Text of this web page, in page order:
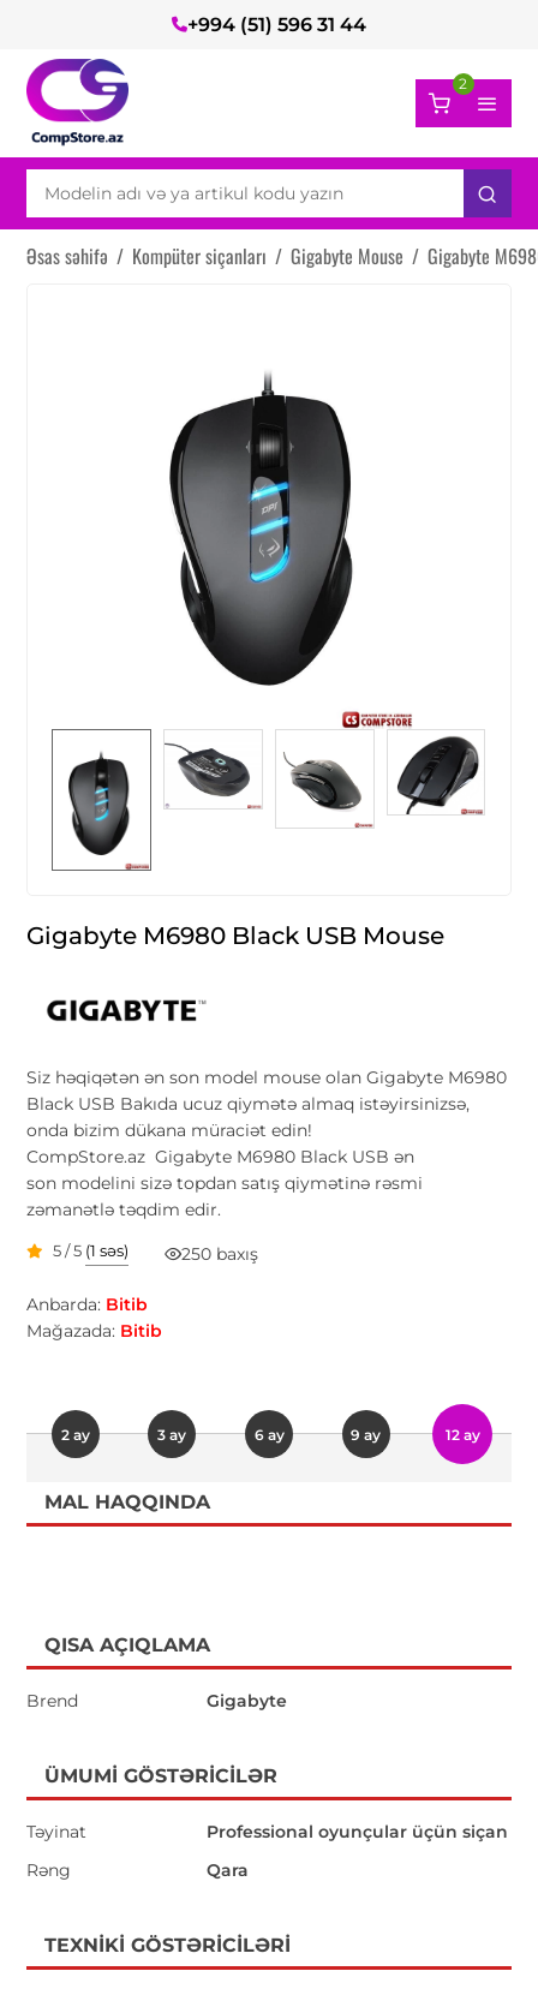
+994 (51) 596 31 44
2
Əsas səhifə / Kompüter siçanları / Gigabyte Mouse / Gigabyte
Gigabyte M6980 Black USB Mouse
Siz həqiqətən ən son model mouse olan Gigabyte M6980
Black USB Bakıda ucuz qiymətə almaq istəyirsinizsə,
onda bizim dükana müraciət edin!
CompStore.az Gigabyte M6980 Black USB ən
son modelini sizə topdan satış qiymətinə rəsmi
zəmanətlə təqdim edir.
5 / 5 (1 səs) 250 baxış
Anbarda: Bitib
Mağazada: Bitib
2 ay 3 ay 6 ay 9 ay 12 ay
MAL HAQQINDA
QISA AÇIQLAMA
Brend Gigabyte
ÜMUMI GÖSTƏRICILƏR
Təyinat
Professional oyunçular üçün siçan
Rəng
Qara
TEXNIKI GÖSTƏRICILƏRI